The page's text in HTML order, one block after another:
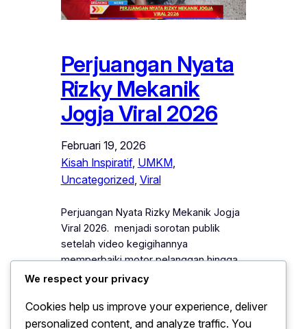
Perjuangan Nyata
Rizky Mekanik
Jogja Viral 2026
Februari 19, 2026
Kisah Inspiratif, UMKM
Uncategorized, Viral
Perjuangan Nyata Rizky Mekanik Jogja
Viral 2026. menjadi sorotan publik
setelah video kegigihannya
memperbaiki motor pelanggan hingga
larut malam tersebar luas di media
Yogyakarta, menunjukkan dedikasi
tinggi dalam setiap pekerjaannya. Ia
We respect your privacy
Cookies help us improve your experience, deliver
personalized content, and analyze traffic. You